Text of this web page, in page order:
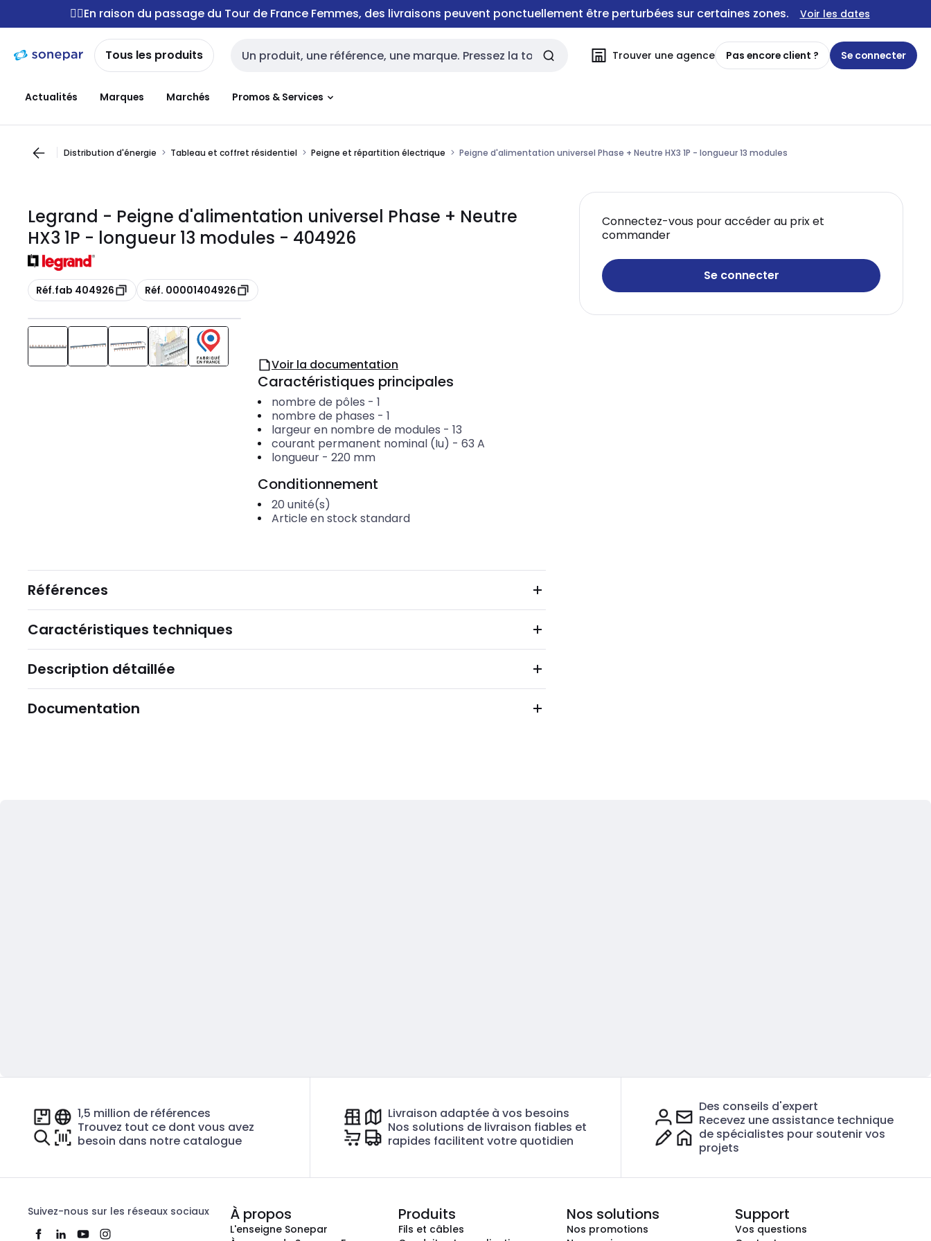
navigation
Passer
au
contenu
🚴‍♂️En raison du passage du Tour de France Femmes, des livraisons peuvent ponctuellement être perturbées sur certaines zones. Voir les dates
Tous les produits Entrée de recherche Trouver une agence Pas encore client ? Se connecter
Actualités Marques Marchés Promos & Services
Distribution d'énergie Tableau et coffret résidentiel Peigne et répartition électrique Peigne d'alimentation universel Phase + Neutre HX3 1P - longueur 13 modules
Legrand - Peigne d'alimentation universel Phase + Neutre
HX3 1P - longueur 13 modules - 404926
Copie
Réf.fab 404926 Copie
Réf. 00001404926
Connectez-vous pour accéder au prix et
commander
Se connecter
Voir la documentation
Caractéristiques principales
nombre de pôles - 1
nombre de phases - 1
largeur en nombre de modules - 13
courant permanent nominal (Iu) - 63 A
longueur- 220 mm
Conditionnement
20 unité(s)
Article en stock standard
Références
Caractéristiques techniques
Description détaillée
Documentation
1,5 million de références
Trouvez tout ce dont vous avez
besoin dans notre catalogue
Livraison adaptée à vos besoins
Nos solutions de livraison fiables et
rapides facilitent votre quotidien
Des conseils d'expert
Recevez une assistance technique
de spécialistes pour soutenir vos
projets
Suivez-nous sur les réseaux sociaux À propos
L'enseigne Sonepar
Produits
Fils et câbles
Nos solutions
Nos promotions
Support
Vos questions